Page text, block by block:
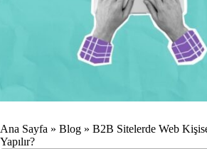
Ana Sayfa » Blog » B2B Sitelerde Web
Yapılır?